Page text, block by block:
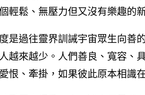
輕鬆、無壓力但又沒有樂趣的
是過往靈界訓誡宇宙眾生向善
越來越少。人們善良、寬容、
恨、牽掛，如果彼此原本相識